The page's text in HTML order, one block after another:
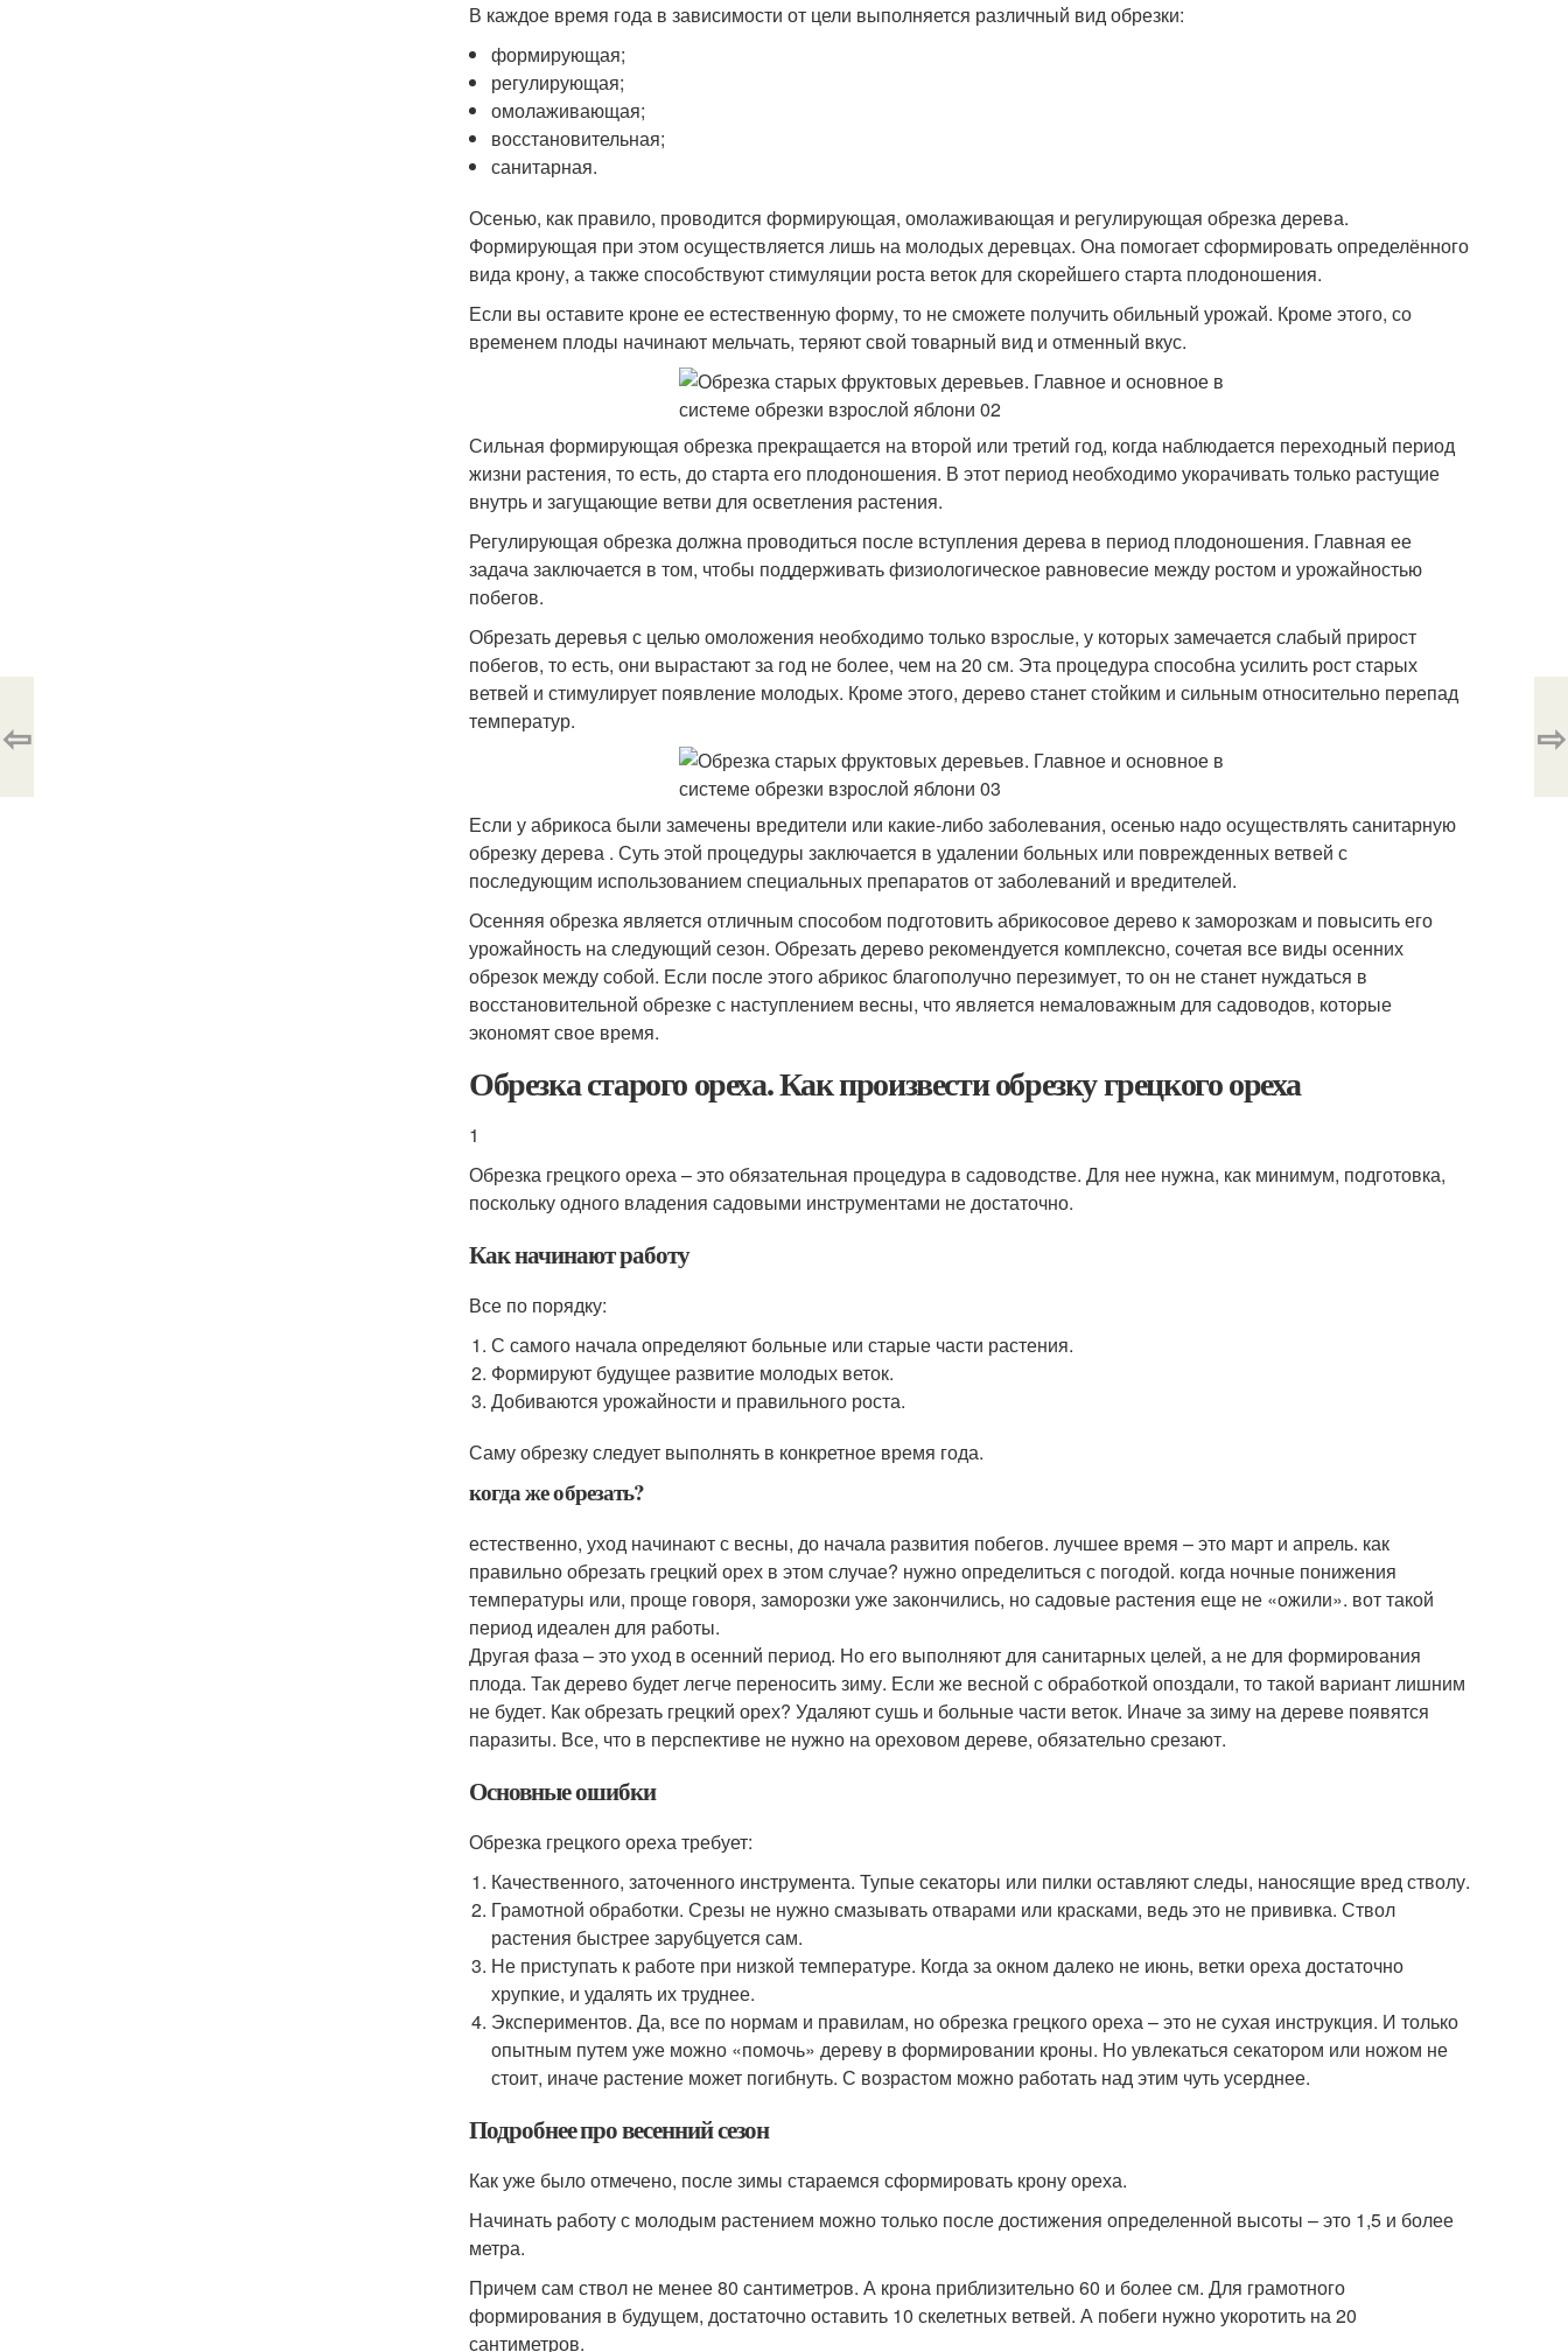
В каждое время года в зависимости от цели выполняется различный вид обрезки:
формирующая;
регулирующая;
омолаживающая;
восстановительная;
санитарная.
Осенью, как правило, проводится формирующая, омолаживающая и регулирующая обрезка дерева.
Формирующая при этом осуществляется лишь на молодых деревцах. Она помогает сформировать определённого
вида крону, а также способствуют стимуляции роста веток для скорейшего старта плодоношения.
Если вы оставите кроне ее естественную форму, то не сможете получить обильный урожай. Кроме этого, со
временем плоды начинают мельчать, теряют свой товарный вид и отменный вкус.
Сильная формирующая обрезка прекращается на второй или третий год, когда наблюдается переходный период
жизни растения, то есть, до старта его плодоношения. В этот период необходимо укорачивать только растущие
внутрь и загущающие ветви для осветления растения.
Регулирующая обрезка должна проводиться после вступления дерева в период плодоношения. Главная ее
задача заключается в том, чтобы поддерживать физиологическое равновесие между ростом и урожайностью
побегов.
Обрезать деревья с целью омоложения необходимо только взрослые, у которых замечается слабый прирост
побегов, то есть, они вырастают за год не более, чем на 20 см. Эта процедура способна усилить рост старых
ветвей и стимулирует появление молодых. Кроме этого, дерево станет стойким и сильным относительно перепад
температур.
Если у абрикоса были замечены вредители или какие-либо заболевания, осенью надо осуществлять санитарную
обрезку дерева . Суть этой процедуры заключается в удалении больных или поврежденных ветвей с
последующим использованием специальных препаратов от заболеваний и вредителей.
Осенняя обрезка является отличным способом подготовить абрикосовое дерево к заморозкам и повысить его
урожайность на следующий сезон. Обрезать дерево рекомендуется комплексно, сочетая все виды осенних
обрезок между собой. Если после этого абрикос благополучно перезимует, то он не станет нуждаться в
восстановительной обрезке с наступлением весны, что является немаловажным для садоводов, которые
экономят свое время.
Обрезка старого ореха. Как произвести обрезку грецкого ореха
1
Обрезка грецкого ореха – это обязательная процедура в садоводстве. Для нее нужна, как минимум, подготовка,
поскольку одного владения садовыми инструментами не достаточно.
Как начинают работу
Все по порядку:
С самого начала определяют больные или старые части растения.
Формируют будущее развитие молодых веток.
Добиваются урожайности и правильного роста.
Саму обрезку следует выполнять в конкретное время года.
когда же обрезать?
естественно, уход начинают с весны, до начала развития побегов. лучшее время – это март и апрель. как
правильно обрезать грецкий орех в этом случае? нужно определиться с погодой. когда ночные понижения
температуры или, проще говоря, заморозки уже закончились, но садовые растения еще не «ожили». вот такой
период идеален для работы.
Другая фаза – это уход в осенний период. Но его выполняют для санитарных целей, а не для формирования
плода. Так дерево будет легче переносить зиму. Если же весной с обработкой опоздали, то такой вариант лишним
не будет. Как обрезать грецкий орех? Удаляют сушь и больные части веток. Иначе за зиму на дереве появятся
паразиты. Все, что в перспективе не нужно на ореховом дереве, обязательно срезают.
Основные ошибки
Обрезка грецкого ореха требует:
Качественного, заточенного инструмента. Тупые секаторы или пилки оставляют следы, наносящие вред стволу.
Грамотной обработки. Срезы не нужно смазывать отварами или красками, ведь это не прививка. Ствол
растения быстрее зарубцуется сам.
Не приступать к работе при низкой температуре. Когда за окном далеко не июнь, ветки ореха достаточно
хрупкие, и удалять их труднее.
Экспериментов. Да, все по нормам и правилам, но обрезка грецкого ореха – это не сухая инструкция. И только
опытным путем уже можно «помочь» дереву в формировании кроны. Но увлекаться секатором или ножом не
стоит, иначе растение может погибнуть. С возрастом можно работать над этим чуть усерднее.
Подробнее про весенний сезон
Как уже было отмечено, после зимы стараемся сформировать крону ореха.
Начинать работу с молодым растением можно только после достижения определенной высоты – это 1,5 и более
метра.
Причем сам ствол не менее 80 сантиметров. А крона приблизительно 60 и более см. Для грамотного
формирования в будущем, достаточно оставить 10 скелетных ветвей. А побеги нужно укоротить на 20
сантиметров.
⇦ ⇨